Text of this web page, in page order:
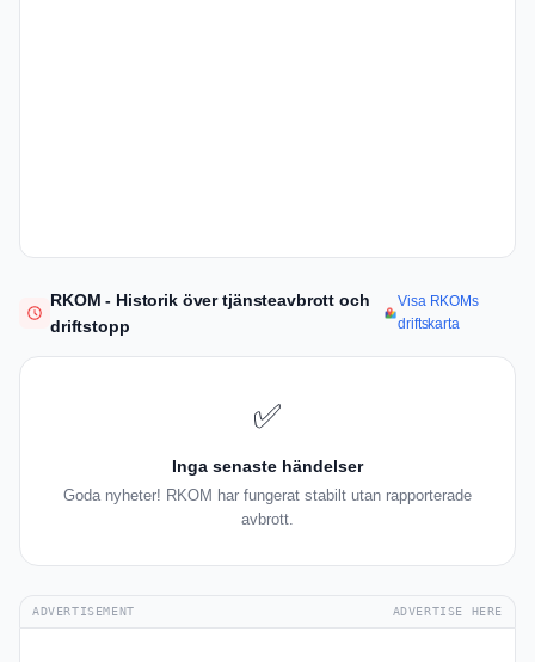
RKOM - Historik över tjänsteavbrott och
driftstopp
Visa RKOMs
driftskarta
✅
Inga senaste händelser
Goda nyheter! RKOM har fungerat stabilt utan rapporterade
avbrott.
ADVERTISEMENT ADVERTISE HERE